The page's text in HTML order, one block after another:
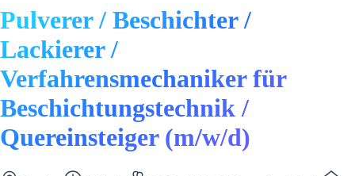
Pulverer / Beschichter /
Lackierer /
Verfahrensmechaniker für
Beschichtungstechnik /
Quereinsteiger (m/w/d)